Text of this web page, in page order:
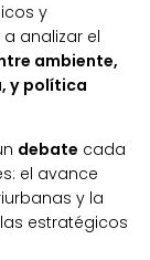
y
analizar el
ambiente,
y política
debate cada
el avance
y la
estratégicos